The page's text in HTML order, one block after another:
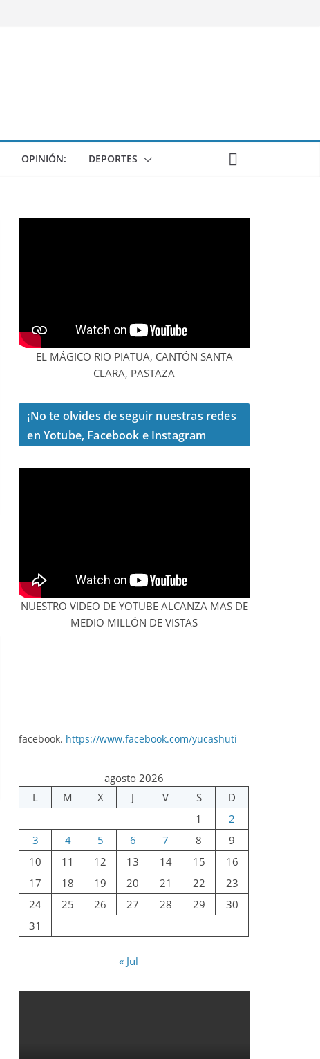
OPINIÓN: DEPORTES
EL MÁGICO RIO PIATUA, CANTÓN SANTA
CLARA, PASTAZA
¡No te olvides de seguir nuestras redes
en Yotube, Facebook e Instagram
NUESTRO VIDEO DE YOTUBE ALCANZA MAS DE
MEDIO MILLÓN DE VISTAS
facebook. https://www.facebook.com/yucashuti
agosto 2026
L
M X J V S
D
1
2
3
4 5 6 7 8
9
10
11 12 13 14 15
16
17
18 19 20 21 22
23
24
25 26 27 28 29
30
31
« Jul